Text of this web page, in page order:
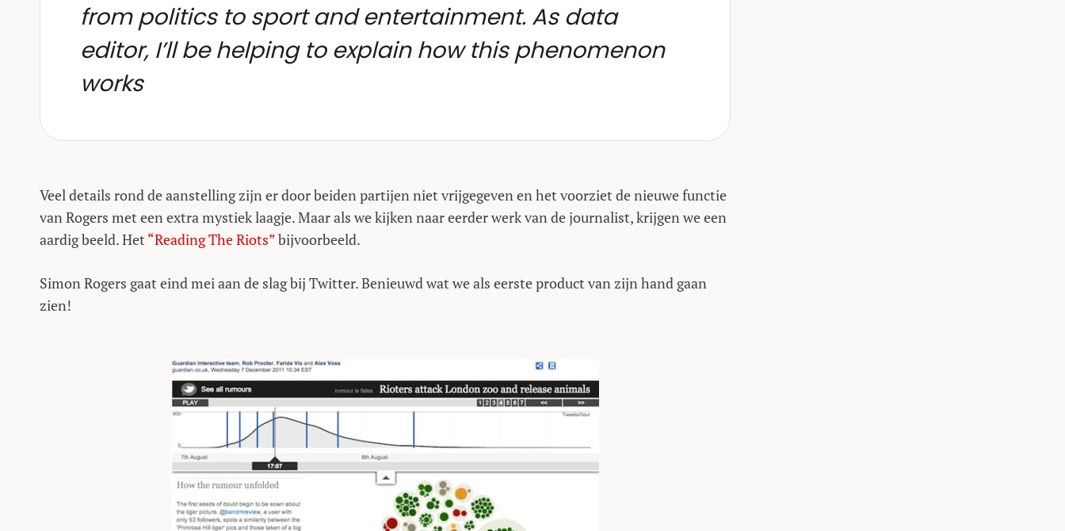
from politics to sport and entertainment. As data
editor, I’ll be helping to explain how this phenomenon
works
Veel details rond de aanstelling zijn er door beiden partijen niet vrijgegeven en het voorziet de nieuwe functie
van Rogers met een extra mystiek laagje. Maar als we kijken naar eerder werk van de journalist, krijgen we een
aardig beeld. Het “Reading The Riots”bijvoorbeeld.
Simon Rogers gaat eind mei aan de slag bij Twitter. Benieuwd wat we als eerste product van zijn hand gaan
zien!